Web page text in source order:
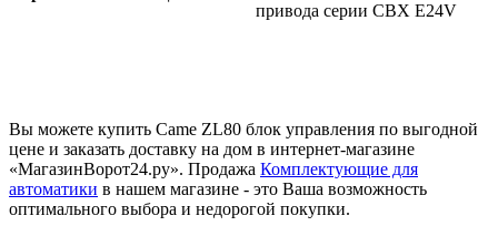
привода серии СBX E24V
Вы можете купить Came ZL80 блок управления по выгодной
цене и заказать доставку на дом в интернет-магазине
«МагазинВорот24.ру». Продажа Комплектующие для
автоматики в нашем магазине - это Ваша возможность
оптимального выбора и недорогой покупки.